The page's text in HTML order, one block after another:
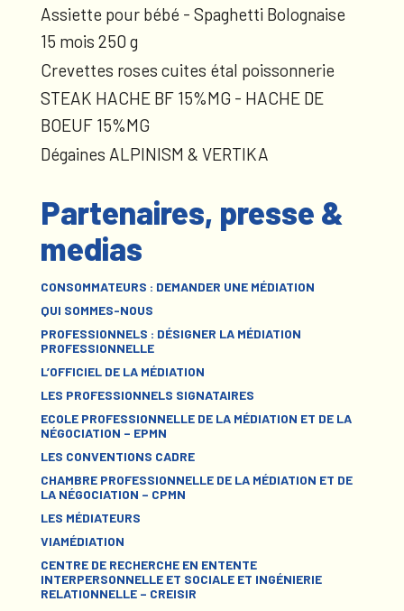
Assiette pour bébé - Spaghetti Bolognaise
15 mois 250 g
Crevettes roses cuites étal poissonnerie
STEAK HACHE BF 15%MG - HACHE DE
BOEUF 15%MG
Dégaines ALPINISM & VERTIKA
Partenaires, presse &
medias
CONSOMMATEURS : DEMANDER UNE MÉDIATION
QUI SOMMES-NOUS
PROFESSIONNELS : DÉSIGNER LA MÉDIATION
PROFESSIONNELLE
L’OFFICIEL DE LA MÉDIATION
LES PROFESSIONNELS SIGNATAIRES
ECOLE PROFESSIONNELLE DE LA MÉDIATION ET DE LA
NÉGOCIATION – EPMN
LES CONVENTIONS CADRE
CHAMBRE PROFESSIONNELLE DE LA MÉDIATION ET DE
LA NÉGOCIATION – CPMN
LES MÉDIATEURS
VIAMÉDIATION
CENTRE DE RECHERCHE EN ENTENTE
INTERPERSONNELLE ET SOCIALE ET INGÉNIERIE
RELATIONNELLE – CREISIR